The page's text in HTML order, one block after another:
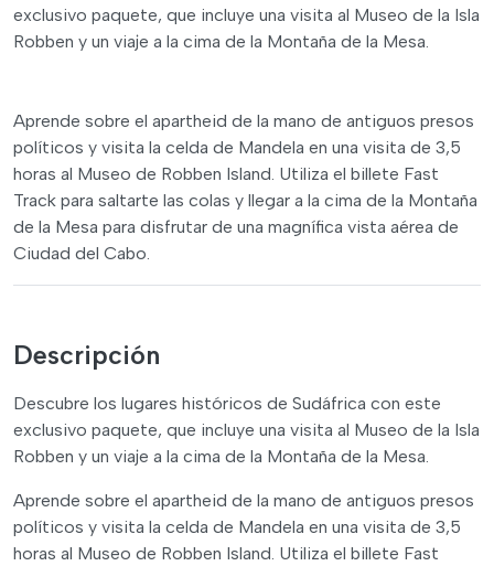
exclusivo paquete, que incluye una visita al Museo de la Isla
Robben y un viaje a la cima de la Montaña de la Mesa.
Aprende sobre el apartheid de la mano de antiguos presos
políticos y visita la celda de Mandela en una visita de 3,5
horas al Museo de Robben Island. Utiliza el billete Fast
Track para saltarte las colas y llegar a la cima de la Montaña
de la Mesa para disfrutar de una magnífica vista aérea de
Ciudad del Cabo.
Descripción
Descubre los lugares históricos de Sudáfrica con este
exclusivo paquete, que incluye una visita al Museo de la Isla
Robben y un viaje a la cima de la Montaña de la Mesa.
Aprende sobre el apartheid de la mano de antiguos presos
políticos y visita la celda de Mandela en una visita de 3,5
horas al Museo de Robben Island. Utiliza el billete Fast